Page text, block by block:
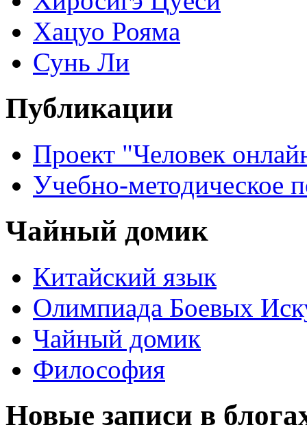
Хацуо Рояма
Сунь Ли
Публикации
Проект "Человек
Учебно-методическое
Чайный домик
Китайский язык
Олимпиада Боевых
Чайный домик
Философия
Новые записи в